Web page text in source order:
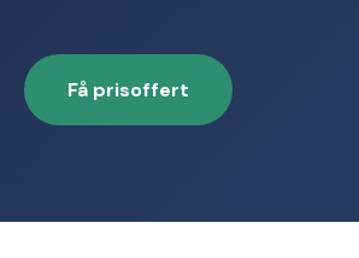
Få prisoffert